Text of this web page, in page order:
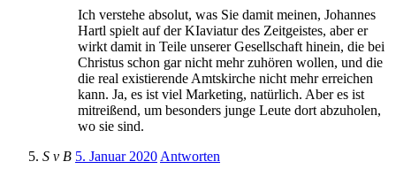
Ich verstehe absolut, was Sie damit meinen, Johannes
Hartl spielt auf der KIaviatur des Zeitgeistes, aber er
wirkt damit in Teile unserer Gesellschaft hinein, die bei
Christus schon gar nicht mehr zuhören wollen, und die
die real existierende Amtskirche nicht mehr erreichen
kann. Ja, es ist viel Marketing, natürlich. Aber es ist
mitreißend, um besonders junge Leute dort abzuholen,
wo sie sind.
S v B 5. Januar 2020 Antworten